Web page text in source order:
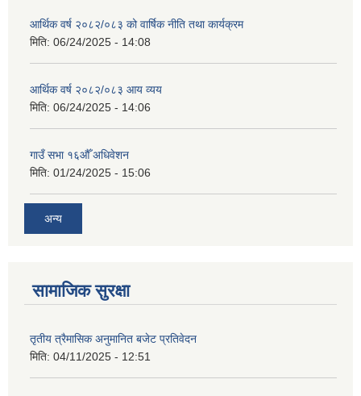
आर्थिक वर्ष २०८२/०८३ को वार्षिक नीति तथा कार्यक्रम
मिति: 06/24/2025 - 14:08
आर्थिक वर्ष २०८२/०८३ आय व्यय
मिति: 06/24/2025 - 14:06
गाउँ सभा १६औँ अधिवेशन
मिति: 01/24/2025 - 15:06
अन्य
सामाजिक सुरक्षा
तृतीय त्रैमासिक अनुमानित बजेट प्रतिवेदन
मिति: 04/11/2025 - 12:51